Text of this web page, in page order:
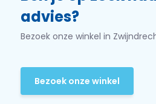
advies?
Bezoek onze winkel in
Bezoek onze winkel